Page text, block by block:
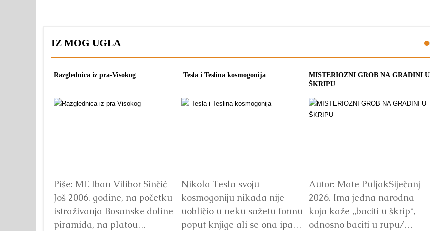
IZ MOG UGLA
Razglednica iz pra-Visokog
Piše: ME Iban Vilibor Sinčić
Još 2006. godine, na početku
istraživanja Bosanske doline
piramida, na platou
Tesla i Teslina kosmogonija
Nikola Tesla svoju
kosmogoniju nikada nije
uobličio u neku sažetu formu
poput knjige ali se ona ipak
MISTERIOZNI GROB NA GRADINI U
ŠKRIPU
Autor: Mate PuljakSiječanj
2026. Ima jedna narodna
koja kaže „baciti u škrip“,
odnosno baciti u rupu/